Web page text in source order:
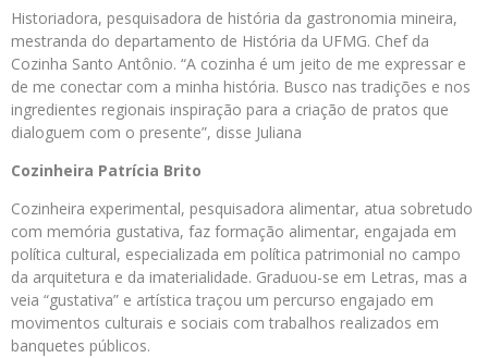
Historiadora, pesquisadora de história da gastronomia mineira,
mestranda do departamento de História da UFMG. Chef da
Cozinha Santo Antônio. “A cozinha é um jeito de me expressar e
de me conectar com a minha história. Busco nas tradições e nos
ingredientes regionais inspiração para a criação de pratos que
dialoguem com o presente”, disse Juliana
Cozinheira Patrícia Brito
Cozinheira experimental, pesquisadora alimentar, atua sobretudo
com memória gustativa, faz formação alimentar, engajada em
política cultural, especializada em política patrimonial no campo
da arquitetura e da imaterialidade. Graduou-se em Letras, mas a
veia “gustativa” e artística traçou um percurso engajado em
movimentos culturais e sociais com trabalhos realizados em
banquetes públicos.